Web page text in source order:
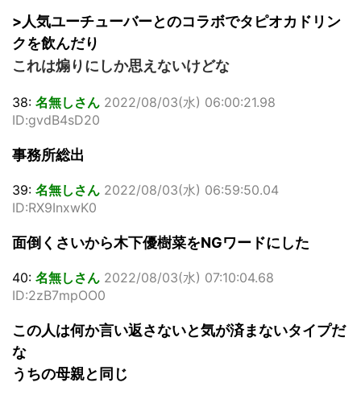
>人気ユーチューバーとのコラボでタピオカドリン
クを飲んだり
これは煽りにしか思えないけどな
38: 名無しさん 2022/08/03(水) 06:00:21.98
ID:gvdB4sD20
事務所総出
39: 名無しさん 2022/08/03(水) 06:59:50.04
ID:RX9InxwK0
面倒くさいから木下優樹菜をNGワードにした
40: 名無しさん 2022/08/03(水) 07:10:04.68
ID:2zB7mpOO0
この人は何か言い返さないと気が済まないタイプだ
な
うちの母親と同じ